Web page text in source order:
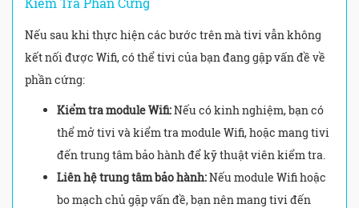
Nếu sau khi thực hiện các bước trên mà tivi vẫn không
kết nối được Wifi, có thể tivi của bạn đang gặp vấn đề về
phần cứng:
Kiểm tra module Wifi:Nếu có kinh nghiệm, bạn có
thể mở tivi và kiểm tra module Wifi, hoặc mang tivi
đến trung tâm bảo hành để kỹ thuật viên kiểm tra.
Liên hệ trung tâm bảo hành:Nếu module Wifi hoặc
bo mạch chủ gặp vấn đề, bạn nên mang tivi đến